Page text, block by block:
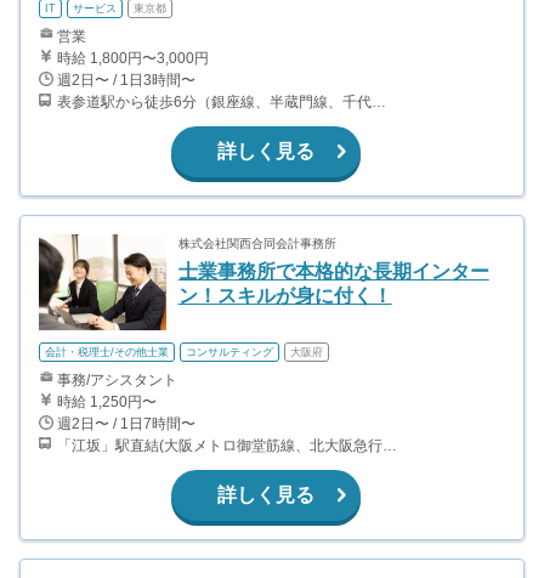
IT サービス 東京都
営業
時給 1,800円〜3,000円
週2日〜 / 1日3時間〜
表参道駅から徒歩6分（銀座線、半蔵門線、千代田線） 外苑前駅から徒歩6分（銀座線）
詳しく見る
株式会社関西合同会計事務所
士業事務所で本格的な長期インター
ン！スキルが身に付く！
会計・税理士/その他士業 コンサルティング 大阪府
事務/アシスタント
時給 1,250円〜
週2日〜 / 1日7時間〜
「江坂」駅直結(大阪メトロ御堂筋線、北大阪急行電鉄)
詳しく見る